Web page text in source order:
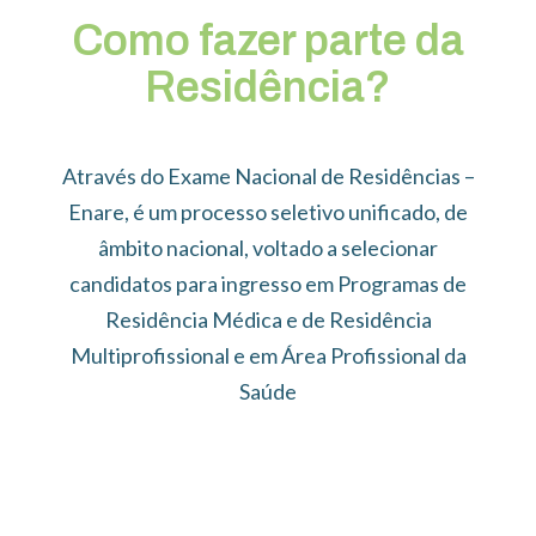
Como fazer parte da
Residência?
Através do Exame Nacional de Residências –
Enare, é um processo seletivo unificado, de
âmbito nacional, voltado a selecionar
candidatos para ingresso em Programas de
Residência Médica e de Residência
Multiprofissional e em Área Profissional da
Saúde